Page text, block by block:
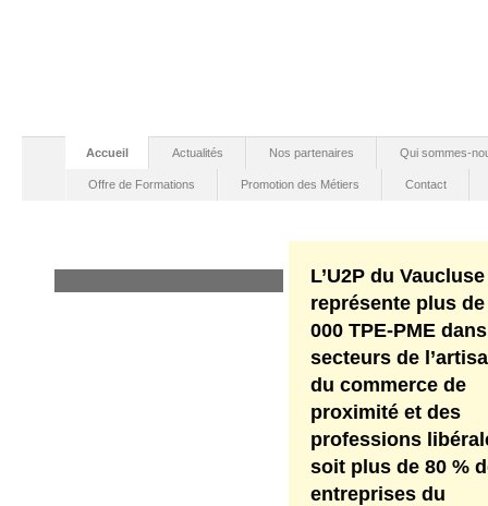
Accueil Actualités Nos partenaires Qui sommes-
Offre de Formations Promotion des Métiers Contact
L’U2P du Vaucluse
représente plus de
000 TPE-PME
secteurs de
du commerce de
proximité et des
professions
soit plus de 80 %
entreprises du